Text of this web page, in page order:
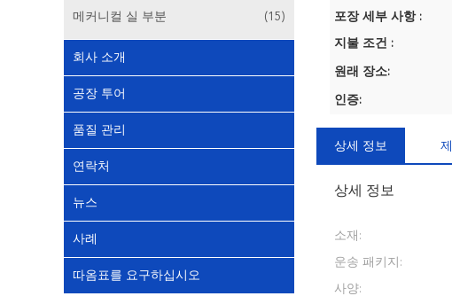
메커니컬 실 부분 (15)
회사 소개
공장 투어
품질 관리
연락처
뉴스
사례
따옴표를 요구하십시오
포장 세부 사항 :
지불 조건 :
원래 장소:
인증:
상세 정보
상세 정보
소재:
운송 패키지:
사양: